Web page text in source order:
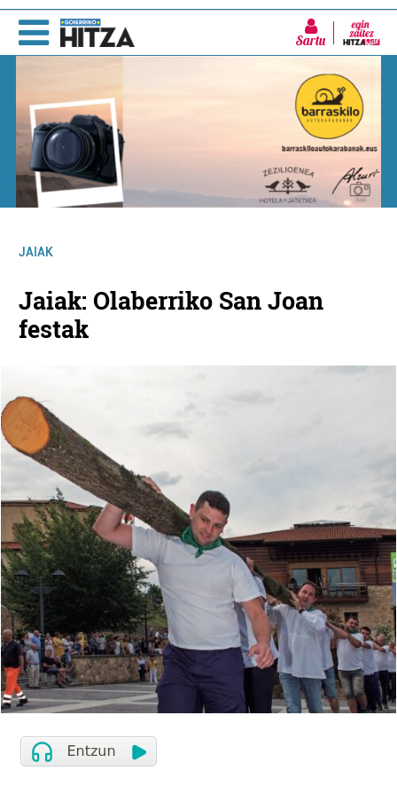
Sartu
JAIAK
Jaiak: Olaberriko San Joan
festak